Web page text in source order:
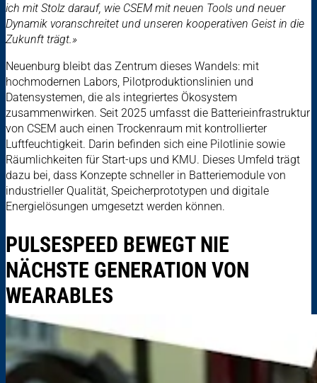
ich mit Stolz darauf, wie CSEM mit neuen Tools und neuer
Dynamik voranschreitet und unseren kooperativen Geist in die
Zukunft trägt.»
Neuenburg bleibt das Zentrum dieses Wandels: mit
hochmodernen Labors, Pilotproduktionslinien und
Datensystemen, die als integriertes Ökosystem
zusammenwirken. Seit 2025 umfasst die Batterieinfrastruktur
von CSEM auch einen Trockenraum mit kontrollierter
Luftfeuchtigkeit. Darin befinden sich eine Pilotlinie sowie
Räumlichkeiten für Start-ups und KMU. Dieses Umfeld trägt
dazu bei, dass Konzepte schneller in Batteriemodule von
industrieller Qualität, Speicherprototypen und digitale
Energielösungen umgesetzt werden können.
PULSESPEED BEWEGT NIE
NÄCHSTE GENERATION VON
WEARABLES